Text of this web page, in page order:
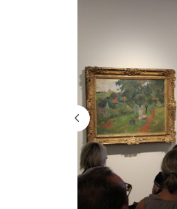
Exposicions
Visites
EduCarmenThyssen
Activitats
Notícies
Botiga
Fundació